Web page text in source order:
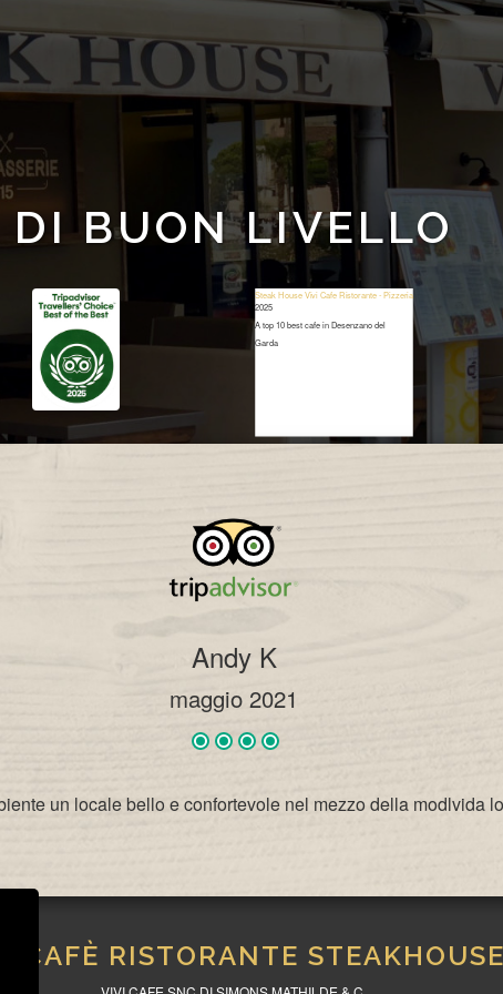
DI BUON LIVELLO
Steak House Vivi Cafe Ristorante - Pizzeria
2025
A top 10 best cafe in Desenzano del
Garda
Andy K
maggio 2021
un locale bello e confortevole nel mezzo della modlvida
RISTORANTE STEAKHOUSE